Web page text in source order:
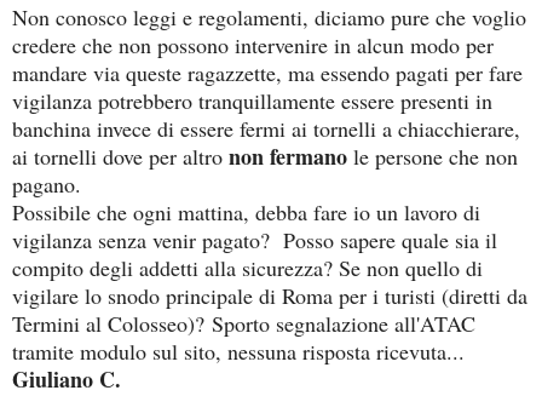
Non conosco leggi e regolamenti, diciamo pure che voglio
credere che non possono intervenire in alcun modo per
mandare via queste ragazzette, ma essendo pagati per fare
vigilanza potrebbero tranquillamente essere presenti in
banchina invece di essere fermi ai tornelli a chiacchierare,
ai tornelli dove per altro non fermano le persone che non
pagano.
Possibile che ogni mattina, debba fare io un lavoro di
vigilanza senza venir pagato? Posso sapere quale sia il
compito degli addetti alla sicurezza? Se non quello di
vigilare lo snodo principale di Roma per i turisti (diretti da
Termini al Colosseo)? Sporto segnalazione all'ATAC
tramite modulo sul sito, nessuna risposta ricevuta...
Giuliano C.